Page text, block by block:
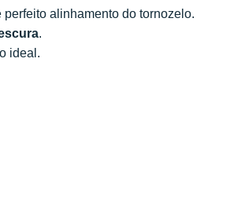
alinhamento do tornozelo.
.
ideal.